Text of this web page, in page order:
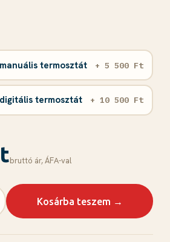
termosztát + 5 500 Ft
termosztát + 10 500 Ft
bruttó ár, ÁFА-val
Kosárba teszem →